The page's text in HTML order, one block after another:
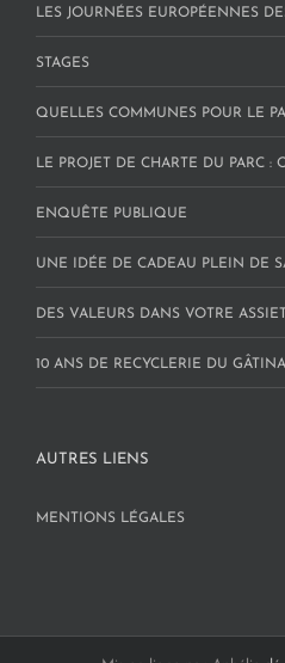
LES JOURNÉES EUROPÉENNES
STAGES
QUELLES COMMUNES POUR LE
LE PROJET DE CHARTE DU PARC :
ENQUÊTE PUBLIQUE
UNE IDÉE DE CADEAU PLEIN DE
DES VALEURS DANS VOTRE
10 ANS DE RECYCLERIE DU
AUTRES LIENS
MENTIONS LÉGALES